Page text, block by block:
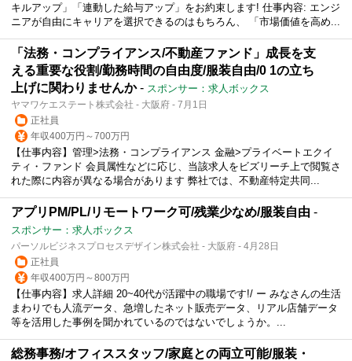
キルアップ」「連動した給与アップ」をお約束します! 仕事内容: エンジ
ニアが自由にキャリアを選択できるのはもちろん、 「市場価値を高め...
「法務・コンプライアンス/不動産ファンド」成長を支
える重要な役割/勤務時間の自由度/服装自由/0 1の立ち
上げに関わりませんか- スポンサー：求人ボックス
ヤマワケエステート株式会社 - 大阪府 - 7月1日
正社員
年収400万円～700万円
【仕事内容】管理>法務・コンプライアンス 金融>プライベートエクイ
ティ・ファンド 会員属性などに応じ、当該求人をビズリーチ上で閲覧さ
れた際に内容が異なる場合があります 弊社では、不動産特定共同...
アプリPM/PL/リモートワーク可/残業少なめ/服装自由 -
スポンサー：求人ボックス
パーソルビジネスプロセスデザイン株式会社 - 大阪府 - 4月28日
正社員
年収400万円～800万円
【仕事内容】求人詳細 20~40代が活躍中の職場です!/ ー みなさんの生活
まわりでも人流データ、急増したネット販売データ、リアル店舗データ
等を活用した事例を聞かれているのではないでしょうか。...
総務事務/オフィススタッフ/家庭との両立可能/服装・